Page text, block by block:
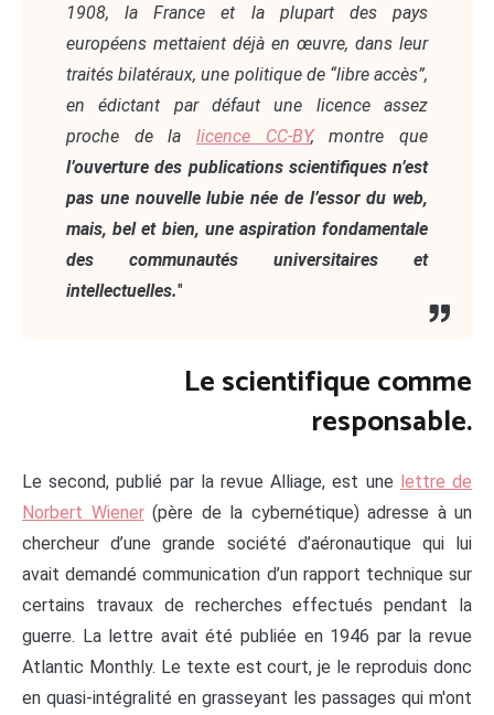
1908, la France et la plupart des pays
européens mettaient déjà en œuvre, dans leur
traités bilatéraux, une politique de “libre accès”,
en édictant par défaut une licence assez
proche de la licence CC-BY, montre que
l’ouverture des publications scientifiques n’est
pas une nouvelle lubie née de l’essor du web,
mais, bel et bien, une aspiration fondamentale
des communautés universitaires et
intellectuelles."
Le scientifique comme
responsable.
Le second, publié par la revue Alliage, est une lettre de
Norbert Wiener(père de la cybernétique) adresse à un
chercheur d’une grande société d’aéronautique qui lui
avait demandé communication d’un rapport technique sur
certains travaux de recherches effectués pendant la
guerre. La lettre avait été publiée en 1946 par la revue
Atlantic Monthly. Le texte est court, je le reproduis donc
en quasi-intégralité en grasseyant les passages qui m'ont